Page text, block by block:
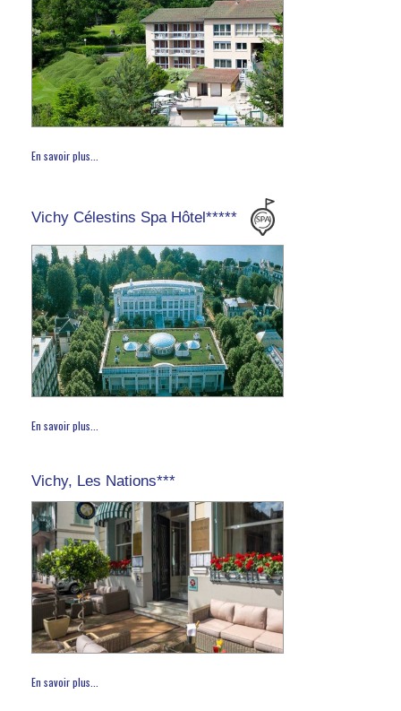
En savoir plus...
Vichy Célestins Spa Hôtel*****
En savoir plus...
Vichy, Les Nations***
En savoir plus...